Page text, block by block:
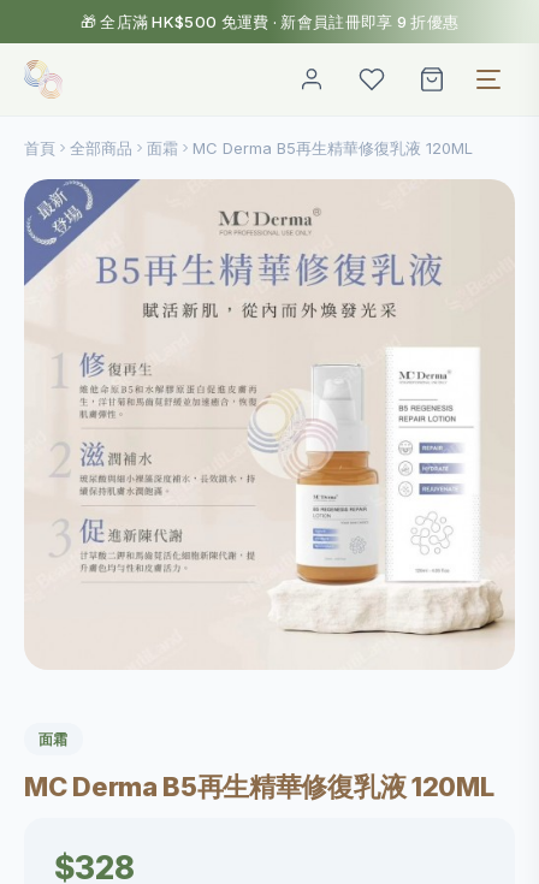
🎁 全店滿 HK$500 免運費 · 新會員註冊即享 9 折優惠
首頁 全部商品 面霜 MC Derma B5再生精華修復乳液 120ML
面霜
MC Derma B5再生精華修復乳液 120ML
$328